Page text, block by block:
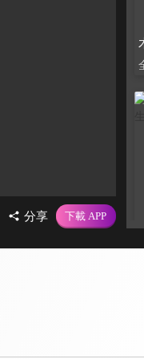
分享